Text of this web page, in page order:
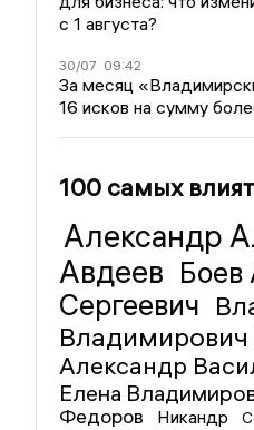
с 1 августа?
30/07 09:42
За месяц
16 исков на сумму
100 самых
Александр
Авдеев Боев
Сергеевич
Владимирович
Александр
Елена
Федоров
Никандр